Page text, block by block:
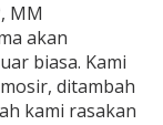
MM
akan
biasa. Kami
ditambah
kami rasakan